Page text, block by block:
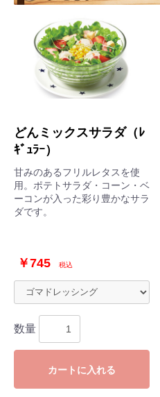
どんミックスサラダ（ﾚ
ｷﾞｭﾗｰ）
甘みのあるフリルレタスを使
用。ポテトサラダ・コーン・ベ
ーコンが入った彩り豊かなサラ
ダです。
￥745 税込
数量
カートに入れる